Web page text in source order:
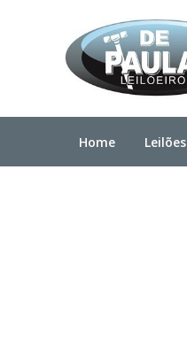
Home Leilões